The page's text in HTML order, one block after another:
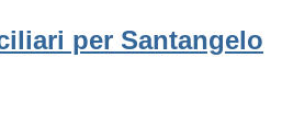
per Santangelo